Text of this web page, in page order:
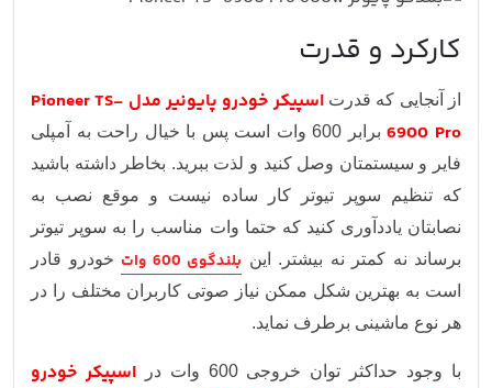
کارکرد و قدرت
از آنجایی که قدرت
اسپیکر خودرو پایونیر مدل Pioneer TS-
6900 Pro
برابر 600 وات است پس با خیال راحت به آمپلی
فایر و سیستمتان وصل کنید و لذت ببرید. بخاطر داشته باشید
که تنظیم سوپر تیوتر کار ساده نیست و موقع نصب به
نصابتان یاددآوری کنید که حتما وات مناسب را به سوپر تیوتر
برساند نه کمتر نه بیشتر. این بلندگوی 600 وات
خودرو قادر
است به بهترین شکل ممکن نیاز صوتی کاربران مختلف را در
هر نوع ماشینی برطرف نماید.
با وجود حداکثر توان خروجی 600 وات در
اسپیکر خودرو